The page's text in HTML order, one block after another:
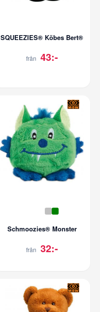
SQUEEZIES® Köbes Bert®
från 43:-
Schmoozies® Monster
från 32:-